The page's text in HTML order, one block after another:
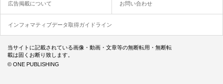
広告掲載について お問い合わせ
インフォマティブデータ取得ガイドライン
当サイトに記載されている画像・動画・文章等の無断転用・無断転
載は固くお断り致します。
© ONE PUBLISHING